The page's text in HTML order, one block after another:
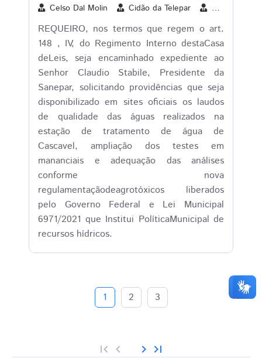
Celso Dal Molin
Cidão da Telepar Cleverson
REQUEIRO, nos termos que regem o art.
148 , IV, do Regimento Interno destaCasa
deLeis, seja encaminhado expediente ao
Senhor Claudio Stabile, Presidente da
Sanepar, solicitando providências que seja
disponibilizado em sites oficiais os laudos
de qualidade das águas realizados na
estação de tratamento de água de
Cascavel, ampliação dos testes em
mananciais e adequação das análises
conforme nova
regulamentaçãodeagrotóxicos liberados
pelo Governo Federal e Lei Municipal
6971/2021 que Institui PolíticaMunicipal de
recursos hídricos.
first_page chevron_left
1 2 3
chevron_right last_page